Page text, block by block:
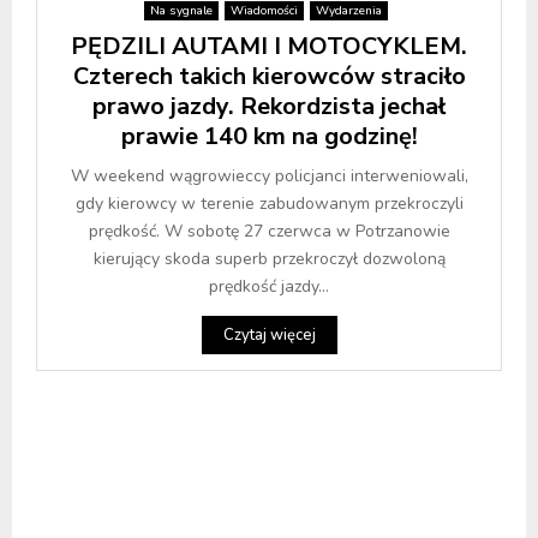
Na sygnale Wiadomości Wydarzenia
PĘDZILI AUTAMI I MOTOCYKLEM.
Czterech takich kierowców straciło
prawo jazdy. Rekordzista jechał
prawie 140 km na godzinę!
W weekend wągrowieccy policjanci interweniowali,
gdy kierowcy w terenie zabudowanym przekroczyli
prędkość. W sobotę 27 czerwca w Potrzanowie
kierujący skoda superb przekroczył dozwoloną
prędkość jazdy...
Czytaj więcej